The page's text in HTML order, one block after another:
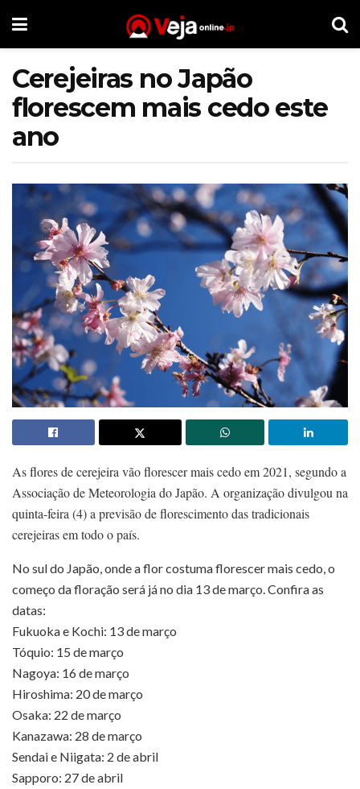
Cerejeiras no Japão
florescem mais cedo este
ano
As flores de cerejeira vão florescer mais cedo em 2021, segundo a
Associação de Meteorologia do Japão. A organização divulgou na
quinta-feira (4) a previsão de florescimento das tradicionais
cerejeiras em todo o país.
No sul do Japão, onde a flor costuma florescer mais cedo, o
começo da floração será já no dia 13 de março. Confira as
datas:
Fukuoka e Kochi: 13 de março
Tóquio: 15 de março
Nagoya: 16 de março
Hiroshima: 20 de março
Osaka: 22 de março
Kanazawa: 28 de março
Sendai e Niigata: 2 de abril
Sapporo: 27 de abril